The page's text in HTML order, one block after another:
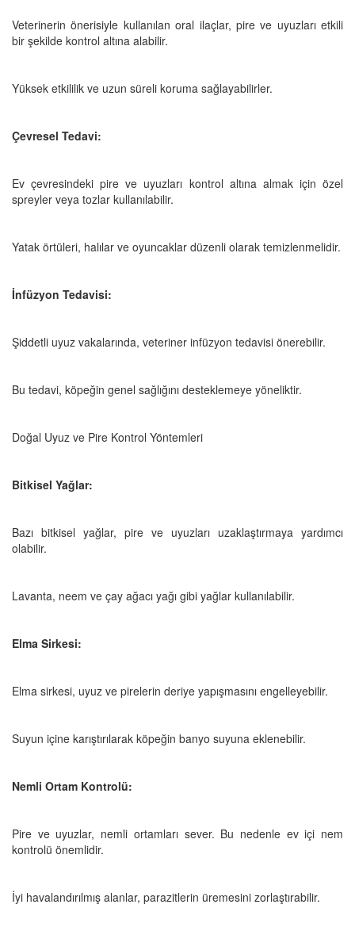
Veterinerin önerisiyle kullanılan oral ilaçlar, pire ve uyuzları etkili
bir şekilde kontrol altına alabilir.
Yüksek etkililik ve uzun süreli koruma sağlayabilirler.
Çevresel Tedavi:
Ev çevresindeki pire ve uyuzları kontrol altına almak için özel
spreyler veya tozlar kullanılabilir.
Yatak örtüleri, halılar ve oyuncaklar düzenli olarak temizlenmelidir.
İnfüzyon Tedavisi:
Şiddetli uyuz vakalarında, veteriner infüzyon tedavisi önerebilir.
Bu tedavi, köpeğin genel sağlığını desteklemeye yöneliktir.
Doğal Uyuz ve Pire Kontrol Yöntemleri
Bitkisel Yağlar:
Bazı bitkisel yağlar, pire ve uyuzları uzaklaştırmaya yardımcı
olabilir.
Lavanta, neem ve çay ağacı yağı gibi yağlar kullanılabilir.
Elma Sirkesi:
Elma sirkesi, uyuz ve pirelerin deriye yapışmasını engelleyebilir.
Suyun içine karıştırılarak köpeğin banyo suyuna eklenebilir.
Nemli Ortam Kontrolü:
Pire ve uyuzlar, nemli ortamları sever. Bu nedenle ev içi nem
kontrolü önemlidir.
İyi havalandırılmış alanlar, parazitlerin üremesini zorlaştırabilir.